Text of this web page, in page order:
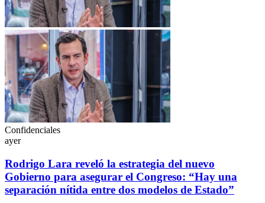
Confidenciales
ayer
Rodrigo Lara reveló la estrategia del nuevo
Gobierno para asegurar el Congreso: “Hay una
separación nítida entre dos modelos de Estado”